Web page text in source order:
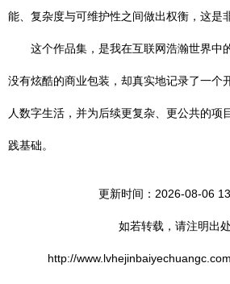
能、复杂度与可维护性之间做出权衡，这是
这个作品集，是我在互联网浩瀚世界中
没有炫酷的商业包装，却真实地记录了一个
人数字生活，并为后续更复杂、更公共的项
践基础。
更新时间：2026-08-06
如若转载，请注明出处
http://